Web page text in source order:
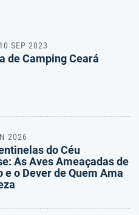
10 SEP 2023
de Camping Ceará
2026
do Céu
As Aves Ameaçadas de
e o Dever de Quem Ama